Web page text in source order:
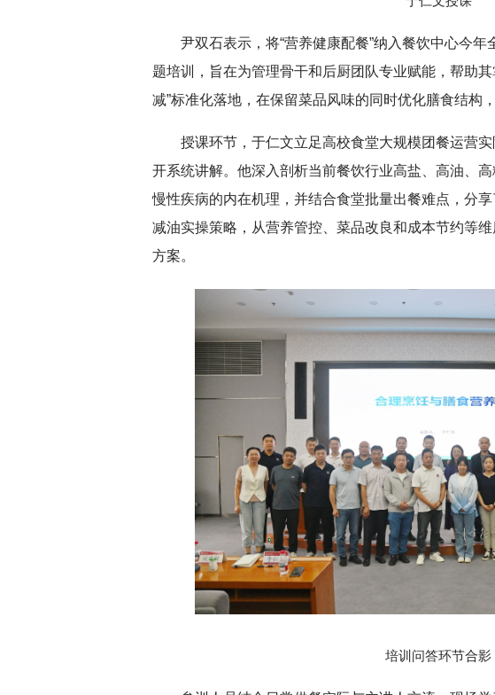
尹双石表示，将“营养健康配餐”纳入餐饮中心今
题培训，旨在为管理骨干和后厨团队专业赋能，帮助
减”标准化落地，在保留菜品风味的同时优化膳食结构
授课环节，于仁文立足高校食堂大规模团餐运营
开系统讲解。他深入剖析当前餐饮行业高盐、高油、
慢性疾病的内在机理，并结合食堂批量出餐难点，分
减油实操策略，从营养管控、菜品改良和成本节约等
方案。
培训问答环节合影